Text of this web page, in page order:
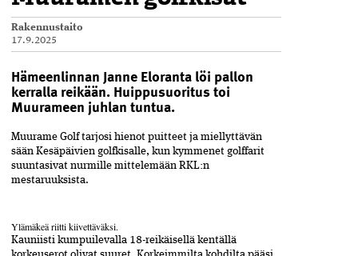
Rakennustaito
17.9.2025
Hämeenlinnan Janne Eloranta löi pallon
kerralla reikään. Huippusuoritus toi
Muurameen juhlan tuntua.
Muurame Golf tarjosi hienot puitteet ja miellyttävän
sään Kesäpäivien golfkisalle, kun kymmenet golffarit
suuntasivat nurmille mittelemään RKL:n
mestaruuksista.
Ylämäkeä riitti kiivettäväksi.
Kauniisti kumpuilevalla 18-reikäisellä kentällä